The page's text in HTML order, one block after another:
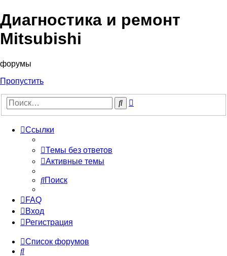
Диагностика и ремонт
Mitsubishi
форумы
Пропустить
Поиск
Ссылки
Темы без ответов
Активные темы
Поиск
FAQ
Вход
Регистрация
Список форумов
Поиск